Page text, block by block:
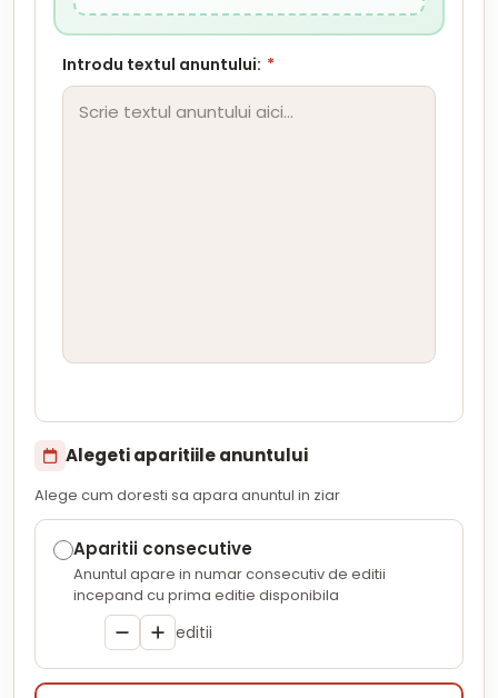
Introdu textul anuntului: *
Alegeti aparitiile anuntului
Alege cum doresti sa apara anuntul in ziar
Aparitii consecutive
Anuntul apare in numar consecutiv de editii
incepand cu prima editie disponibila
editii